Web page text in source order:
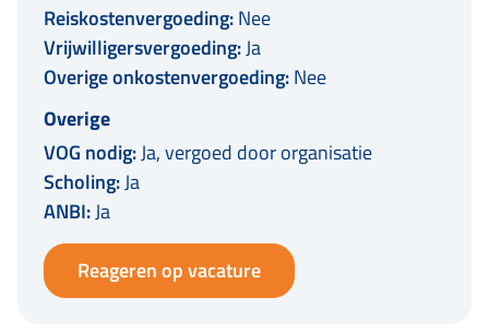
Reiskostenvergoeding:Nee
Vrijwilligersvergoeding:Ja
Overige onkostenvergoeding:Nee
Overige
VOG nodig:Ja, vergoed door organisatie
Scholing:Ja
ANBI:Ja
Reageren op vacature